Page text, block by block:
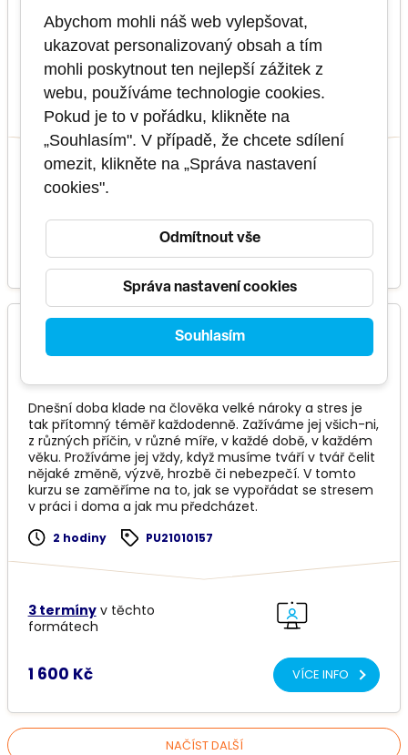
Tento kurz se zaměřuje na prozkoumání a porozumění
osobnostním tendencím pomocí enneagramu -
systému, který popisuje 9 typů osobnostních
tendencí.
2 dny PU23010088
3 termínyv těchto
11 500 Kč
Jak se vypořádat se stresem
Dnešní doba klade na člověka velké nároky a stres je
tak přítomný téměř každodenně. Zažíváme jej všich-ni,
z různých příčin, v různé míře, v každé době, v každém
věku. Prožíváme jej vždy, když musíme tváří v tvář čelit
nějaké změně, výzvě, hrozbě či nebezpečí. V tomto
kurzu se zaměříme na to, jak se vypořádat se stresem
v práci i doma a jak mu předcházet.
2 hodiny PU21010157
3 termínyv těchto
formátech
1 600 Kč VÍCE INFO
NAČÍST DALŠÍ
Abychom mohli náš web vylepšovat,
ukazovat personalizovaný obsah a tím
mohli poskytnout ten nejlepší zážitek z
webu, používáme technologie cookies.
Pokud je to v pořádku, klikněte na
„Souhlasím". V případě, že chcete sdílení
omezit, klikněte na „Správa nastavení
cookies".
Správa nastavení cookies
Odmítnout vše
Souhlasím